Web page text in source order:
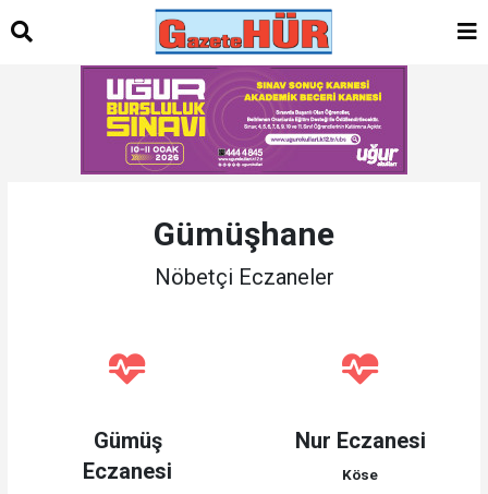
Gümüşhane
Nöbetçi Eczaneler
Gümüş
Eczanesi
Nur Eczanesi
Köse